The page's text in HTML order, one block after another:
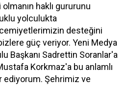
haklı gururunu
yolculukta
cemiyetlerimizin desteğini
güç veriyor. Yeni Medya
Başkanı Sadrettin Soranlar'a
Korkmaz'a bu anlamlı
Şehrimiz ve